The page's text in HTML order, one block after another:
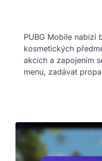
PUBG Mobile nabízí
kosmetických
akcích a zapojením
menu, zadávat